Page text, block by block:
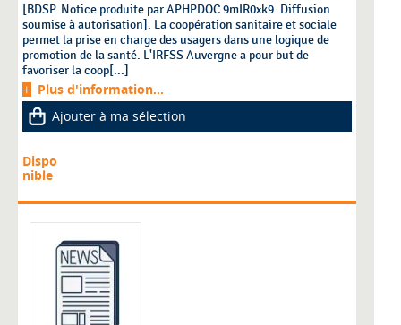
[BDSP. Notice produite par APHPDOC 9mIR0xk9. Diffusion
soumise à autorisation]. La coopération sanitaire et sociale
permet la prise en charge des usagers dans une logique de
promotion de la santé. L'IRFSS Auvergne a pour but de
favoriser la coop[...]
Plus d'information...
Ajouter à ma sélection
Dispo
nible